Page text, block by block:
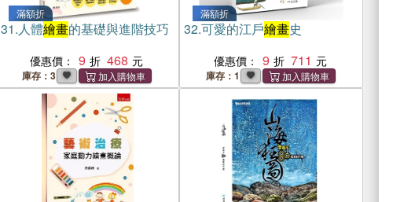
滿額折
31.人體繪畫的基礎與進階技巧
優惠價： 9 468
庫存：3
滿額折
32.可愛的江戶繪畫史
優惠價： 9 711
庫存：1